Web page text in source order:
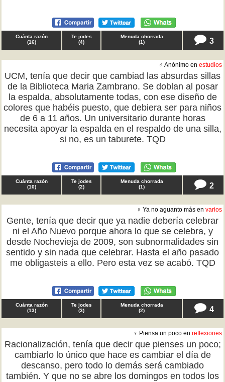
Cuánta razón
(16)
Te jodes
(4)
Menuda chorrada
(1) 3
♂ Anónimo en estudios
UCM, tenía que decir que cambiad las absurdas sillas
de la Biblioteca Maria Zambrano. Se doblan al posar
la espalda, absolutamente todas, con ese diseño de
colores que habéis puesto, que debiera ser para niños
de 6 a 11 años. Un universitario durante horas
necesita apoyar la espalda en el respaldo de una silla,
si no, es un taburete. TQD
Cuánta razón
(10)
Te jodes
(2)
Menuda chorrada
(1) 2
♀ Ya no aguanto más en varios
Gente, tenía que decir que ya nadie debería celebrar
ni el Año Nuevo porque ahora lo que se celebra, y
desde Nochevieja de 2009, son subnormalidades sin
sentido y sin nada que celebrar. Hasta el año pasado
me obligasteis a ello. Pero esta vez se acabó. TQD
Cuánta razón
(13)
Te jodes
(3)
Menuda chorrada
(2) 4
♀ Piensa un poco en reflexiones
Racionalización, tenía que decir que pienses un poco;
cambiarlo lo único que hace es cambiar el día de
descanso, pero todo lo demás será cambiado
también. Y que no se abre los domingos en todos los